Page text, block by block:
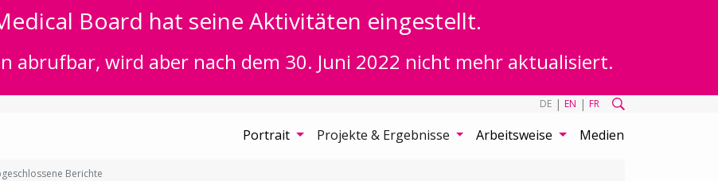
Board hat seine Aktivitäten eingestellt.
abrufbar, wird aber nach dem 30. Juni 2022 nicht mehr aktualisiert.
DE | EN | FR
Portrait Projekte & Ergebnisse Arbeitsweise Medien
Berichte